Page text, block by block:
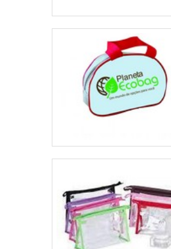
experiência para parceiros novos
Saiba mais detalhes
orçamento sem compromisso! .